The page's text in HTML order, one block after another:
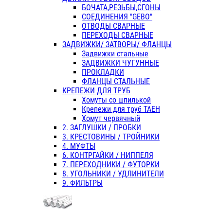
БОЧАТА,РЕЗЬБЫ,СГОНЫ
СОЕДИНЕНИЯ "GEBO"
ОТВОДЫ СВАРНЫЕ
ПЕРЕХОДЫ СВАРНЫЕ
ЗАДВИЖКИ/ ЗАТВОРЫ/ ФЛАНЦЫ
Задвижки стальные
ЗАДВИЖКИ ЧУГУННЫЕ
ПРОКЛАДКИ
ФЛАНЦЫ СТАЛЬНЫЕ
КРЕПЕЖИ ДЛЯ ТРУБ
Хомуты со шпилькой
Крепежи для труб ТАЕН
Хомут червячный
2. ЗАГЛУШКИ / ПРОБКИ
3. КРЕСТОВИНЫ / ТРОЙНИКИ
4. МУФТЫ
6. КОНТРГАЙКИ / НИППЕЛЯ
7. ПЕРЕХОДНИКИ / ФУТОРКИ
8. УГОЛЬНИКИ / УДЛИНИТЕЛИ
9. ФИЛЬТРЫ